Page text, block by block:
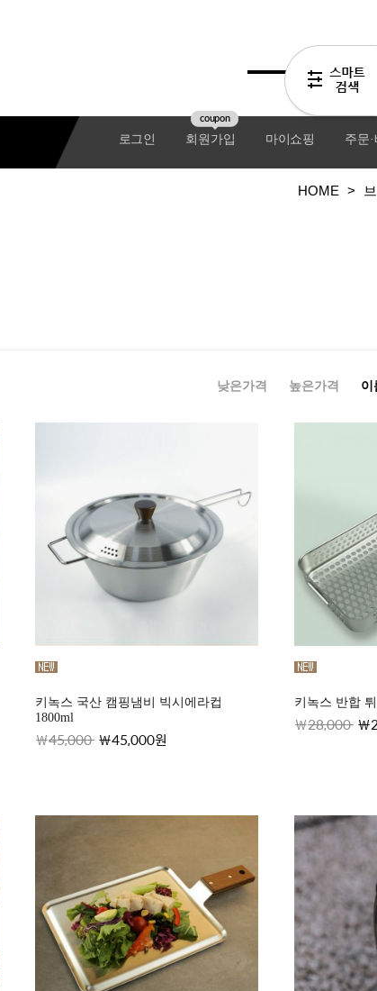
로그인 회원가입
coupon
마이쇼핑 주문
HOME >
낮은가격 높은가격 이
키녹스 국산 캠핑냄비 빅시에라컵
1800ml
45,000 45,000원
키녹스 반합
28,000